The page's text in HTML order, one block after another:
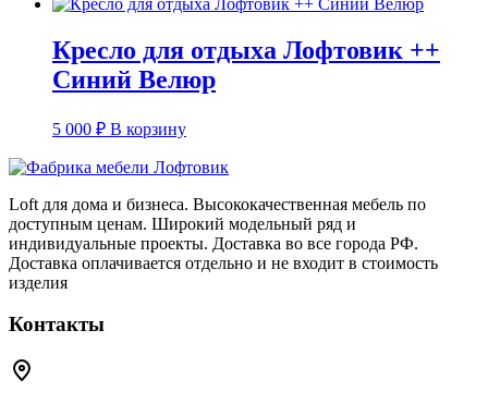
Кресло для отдыха Лофтовик ++
Синий Велюр
5 000 ₽ В корзину
Loft для дома и бизнеса. Высококачественная мебель по
доступным ценам. Широкий модельный ряд и
индивидуальные проекты. Доставка во все города РФ.
Доставка оплачивается отдельно и не входит в стоимость
изделия
Контакты